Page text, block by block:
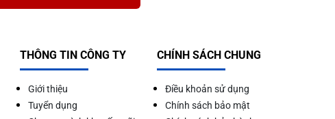
THÔNG TIN CÔNG TY
Giới thiệu
Tuyển dụng
CHÍNH SÁCH CHUNG
Điều khoản sử dụng
Chính sách bảo mật